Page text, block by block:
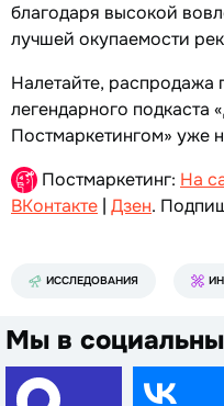
благодаря высокой
лучшей окупаемости
Налетайте, распродажа
легендарного подкаста
Постмаркетингом» уже
Постмаркетинг: На
ВКонтакте | Дзен.
ИССЛЕДОВАНИЯ
Мы в